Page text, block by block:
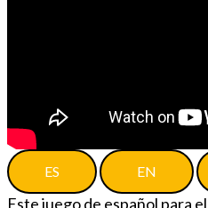
ES EN
Este juego de español para